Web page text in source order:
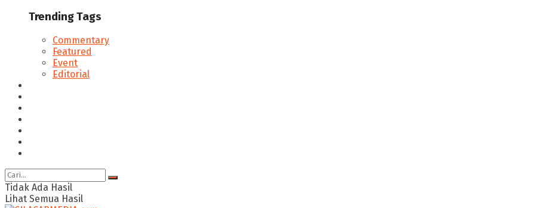
Trending Tags
Commentary
Featured
Event
Editorial
Tidak Ada Hasil
Lihat Semua Hasil